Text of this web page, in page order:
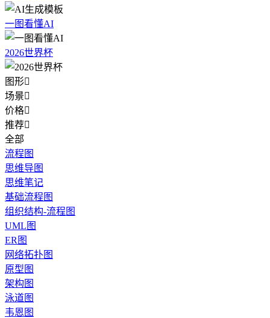
一图看懂AI
2026世界杯
图形
场景
价格
推荐
全部
流程图
思维导图
思维笔记
基础流程图
组织结构-流程图
UML图
ER图
网络拓扑图
原型图
架构图
泳道图
韦恩图